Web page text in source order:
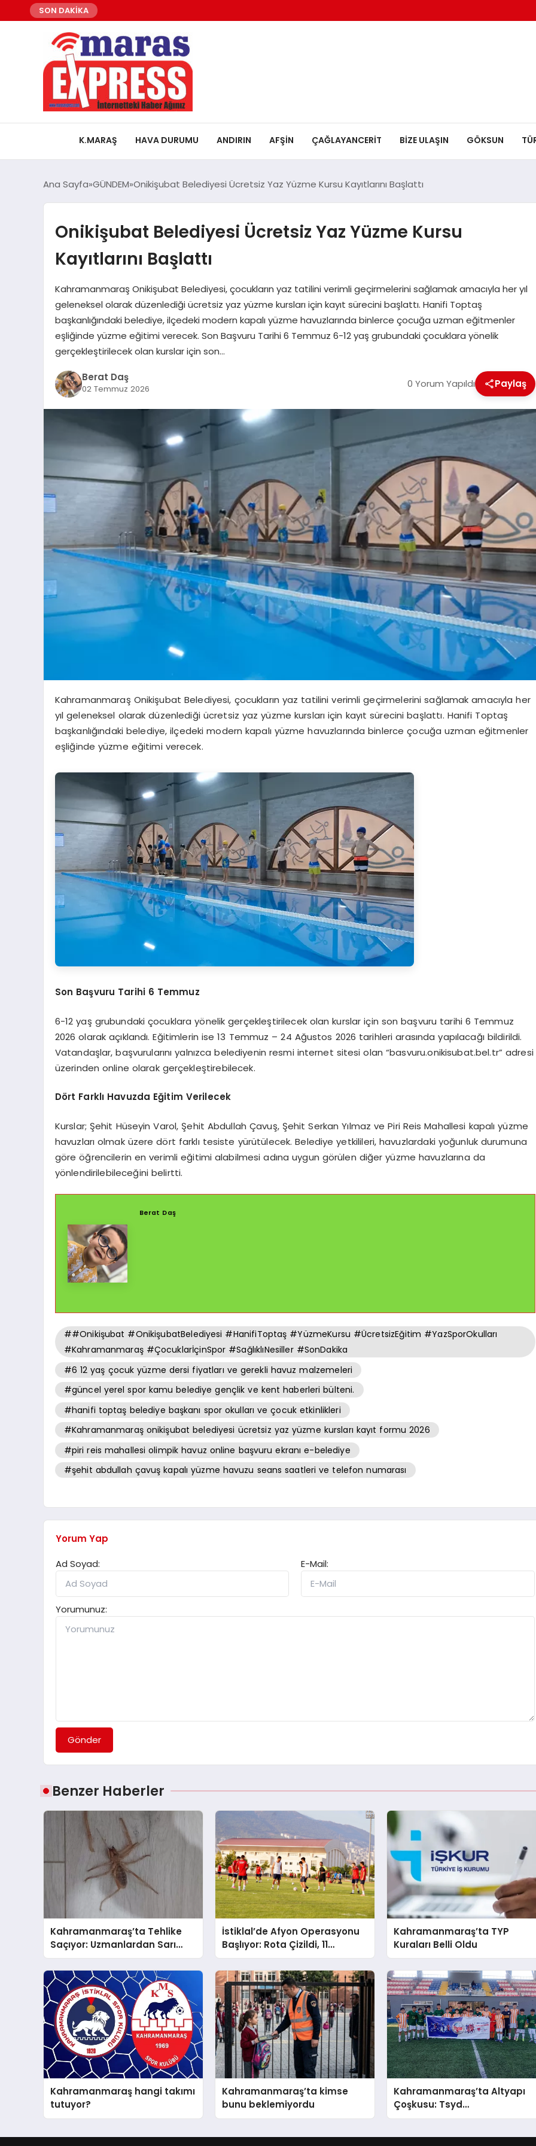
SON DAKİKA
K.MARAŞ HAVA DURUMU ANDIRIN AFŞİN ÇAĞLAYANCERİT BİZE ULAŞIN GÖKSUN
Ana Sayfa GÜNDEM Onikişubat Belediyesi Ücretsiz Yaz Yüzme Kursu Kayıtlarını Başlattı
Onikişubat Belediyesi Ücretsiz Yaz Yüzme Kursu
Kayıtlarını Başlattı
Kahramanmaraş Onikişubat Belediyesi, çocukların yaz tatilini verimli geçirmelerini sağlamak amacıyla her yıl
geleneksel olarak düzenlediği ücretsiz yaz yüzme kursları için kayıt sürecini başlattı. Hanifi Toptaş
başkanlığındaki belediye, ilçedeki modern kapalı yüzme havuzlarında binlerce çocuğa uzman eğitmenler
eşliğinde yüzme eğitimi verecek. Son Başvuru Tarihi 6 Temmuz 6-12 yaş grubundaki çocuklara yönelik
gerçekleştirilecek olan kurslar için son…
Berat Daş
02 Temmuz 2026 0 Yorum Yapıldı Paylaş
Kahramanmaraş Onikişubat Belediyesi, çocukların yaz tatilini verimli geçirmelerini sağlamak amacıyla her
yıl geleneksel olarak düzenlediği ücretsiz yaz yüzme kursları için kayıt sürecini başlattı. Hanifi Toptaş
başkanlığındaki belediye, ilçedeki modern kapalı yüzme havuzlarında binlerce çocuğa uzman eğitmenler
eşliğinde yüzme eğitimi verecek.
Son Başvuru Tarihi 6 Temmuz
6-12 yaş grubundaki çocuklara yönelik gerçekleştirilecek olan kurslar için son başvuru tarihi 6 Temmuz
2026 olarak açıklandı. Eğitimlerin ise 13 Temmuz – 24 Ağustos 2026 tarihleri arasında yapılacağı bildirildi.
Vatandaşlar, başvurularını yalnızca belediyenin resmi internet sitesi olan “basvuru.onikisubat.bel.tr” adresi
üzerinden online olarak gerçekleştirebilecek.
Dört Farklı Havuzda Eğitim Verilecek
Kurslar; Şehit Hüseyin Varol, Şehit Abdullah Çavuş, Şehit Serkan Yılmaz ve Piri Reis Mahallesi kapalı yüzme
havuzları olmak üzere dört farklı tesiste yürütülecek. Belediye yetkilileri, havuzlardaki yoğunluk durumuna
göre öğrencilerin en verimli eğitimi alabilmesi adına uygun görülen diğer yüzme havuzlarına da
yönlendirilebileceğini belirtti.
Berat Daş
##Onikişubat #OnikişubatBelediyesi #HanifiToptaş #YüzmeKursu #ÜcretsizEğitim #YazSporOkulları
#Kahramanmaraş #ÇocuklarİçinSpor #SağlıklıNesiller #SonDakika
#6 12 yaş çocuk yüzme dersi fiyatları ve gerekli havuz malzemeleri
#güncel yerel spor kamu belediye gençlik ve kent haberleri bülteni.
#hanifi toptaş belediye başkanı spor okulları ve çocuk etkinlikleri
#Kahramanmaraş onikişubat belediyesi ücretsiz yaz yüzme kursları kayıt formu 2026
#piri reis mahallesi olimpik havuz online başvuru ekranı e-belediye
#şehit abdullah çavuş kapalı yüzme havuzu seans saatleri ve telefon numarası
Yorum Yap
Ad Soyad:
E-Mail:
Yorumunuz:
Gönder
Benzer Haberler
Kahramanmaraş’ta Tehlike
Saçıyor: Uzmanlardan Sarı
Ömer (Böğ) Uyarısı!
İstiklal’de Afyon Operasyonu
Başlıyor: Rota Çizildi, 11
Ağustos’ta Aslan Pençesi
Vurulacak!
Kahramanmaraş’ta TYP
Kuraları Belli Oldu
Kahramanmaraş hangi takımı
tutuyor?
Kahramanmaraş’ta kimse
bunu beklemiyordu
Kahramanmaraş’ta Altyapı
Çoşkusu: Tsyd
Kahramanmaraş Cup Tüm